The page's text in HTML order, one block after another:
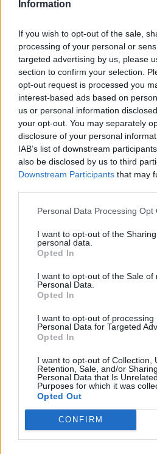
Information
If you wish to opt-out of the sale,
processing of your personal or
targeted advertising by us, please
section to confirm your selection.
opt-out request is processed you
interest-based ads based on
us or personal information
your opt-out. You may separately
disclosure of your personal
IAB’s list of downstream
also be disclosed by us to third
Downstream Participants that may
Personal Data Processing Opt
I want to opt-out of the
personal data.
Opted In
I want to opt-out of the Sale of
Personal Data.
Opted In
I want to opt-out of processing
Personal Data for Targeted
Opted In
I want to opt-out of Collection,
Retention, Sale, and/or
Personal Data that Is
Purposes for which it was
Opted Out
CONFIRM
Sabiedrībai novecojot, var pieaugt
izplatība – jau tagad ar to slimo
tālākas izplatības risks